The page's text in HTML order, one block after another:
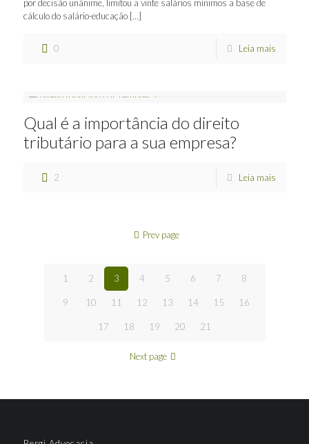
por decisão unânime, limitou a vinte salários mínimos a base de
cálculo do salário-educação[…]
0 Leia mais
Qual é a importância do direito
tributário para a sua empresa?
2 Leia mais
Prev page
1 2 3 4 5 6 7 8
9 10 11 12 13 14 15 16
17 18 19 20 21
Next page